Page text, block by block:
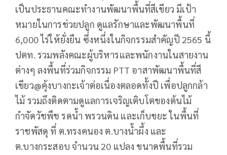
เป็นประธานคณะทำงานพัฒนาพื้นที่สีเขียว มีเป้า
หมายในการช่วยปลูก ดูแลรักษาและพัฒนาพื้นที่
6,000 ไร่ให้ยั่งยืน ซึ่งหนึ่งในกิจกรรมสำคัญปี 2565 นี้
ปตท. รวมพลังคณะผู้บริหารและพนักงานในสายงาน
ต่างๆ ลงพื้นที่ร่วมกิจกรรม PTT อาสาพัฒนาพื้นที่สี
เขียว@คุ้งบางกะเจ้าต่อเนื่องตลอดทั้งปี เพื่อปลูกกล้า
ไม้ รวมถึงติดตามดูแลการเจริญเติบโตของต้นไม้
กำจัดวัชพืช รดน้ำ พรวนดิน และเก็บขยะ ในพื้นที่
ราชพัสดุ ที่ ต.ทรงคนอง ต.บางน้ำผึ้ง และ
ต.บางกระสอบ จำนวน 20 แปลง ขนาดพื้นที่รวม